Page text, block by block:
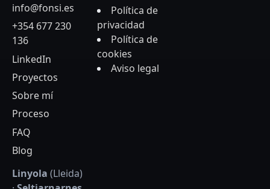
info@fonsi.es
+354 677 230
136
LinkedIn
Proyectos
Sobre mí
Proceso
FAQ
Blog
Linyola (Lleida)
Política de
privacidad
Política de
cookies
Aviso legal